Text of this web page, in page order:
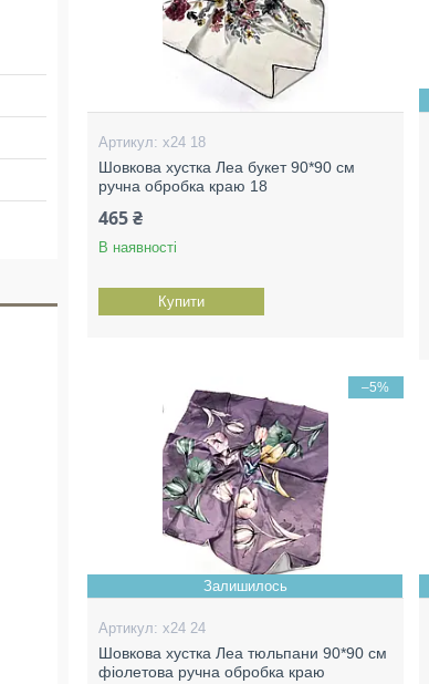
х24 18
Шовкова хустка Леа букет 90*90 см
ручна обробка краю 18
465 ₴
В наявності
Купити
–5%
Залишилось
х24 24
Шовкова хустка Леа тюльпани 90*90 см
фіолетова ручна обробка краю